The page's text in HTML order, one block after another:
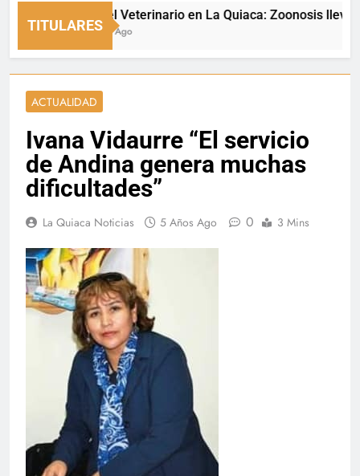
TITULARES
Día del Veterinario en La Quiaca: Zoonosis llevó
5 Horas Ago
ACTUALIDAD
Ivana Vidaurre “El servicio
de Andina genera muchas
dificultades”
La Quiaca Noticias 5 Años Ago 0 3 Mins